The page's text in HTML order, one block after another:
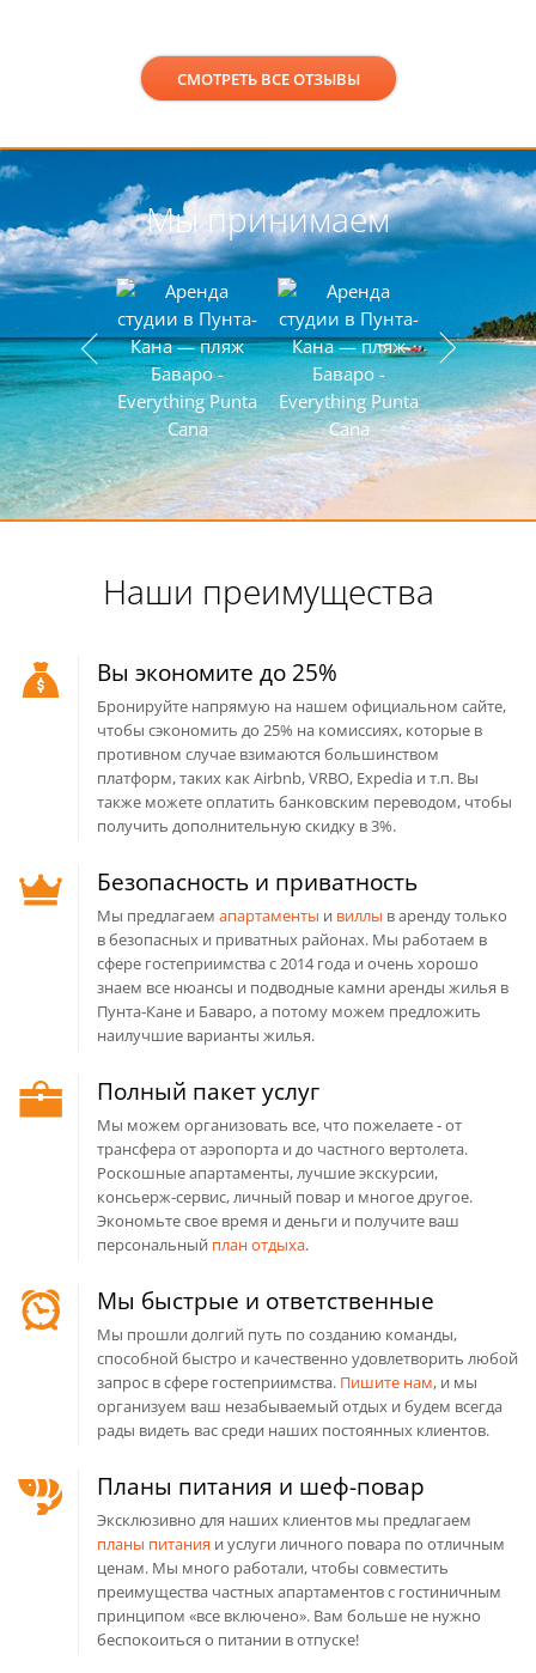
СМОТРЕТЬ ВСЕ ОТЗЫВЫ
Мы принимаем
Наши преимущества
Вы экономите до 25%
Бронируйте напрямую на нашем официальном сайте,
чтобы сэкономить до 25% на комиссиях, которые в
противном случае взимаются большинством
платформ, таких как Airbnb, VRBO, Expedia и т.п. Вы
также можете оплатить банковским переводом, чтобы
получить дополнительную скидку в 3%.
Безопасность и приватность
Мы предлагаем апартаменты и виллы в аренду только
в безопасных и приватных районах. Мы работаем в
сфере гостеприимства с 2014 года и очень хорошо
знаем все нюансы и подводные камни аренды жилья в
Пунта-Кане и Баваро, а потому можем предложить
наилучшие варианты жилья.
Полный пакет услуг
Мы можем организовать все, что пожелаете - от
трансфера от аэропорта и до частного вертолета.
Роскошные апартаменты, лучшие экскурсии,
консьерж-сервис, личный повар и многое другое.
Экономьте свое время и деньги и получите ваш
персональный план отдыха.
Мы быстрые и ответственные
Мы прошли долгий путь по созданию команды,
способной быстро и качественно удовлетворить любой
запрос в сфере гостеприимства. Пишите нам, и мы
организуем ваш незабываемый отдых и будем всегда
рады видеть вас среди наших постоянных клиентов.
Планы питания и шеф-повар
Эксклюзивно для наших клиентов мы предлагаем
планы питания и услуги личного повара по отличным
ценам. Мы много работали, чтобы совместить
преимущества частных апартаментов с гостиничным
принципом «все включено». Вам больше не нужно
беспокоиться о питании в отпуске!